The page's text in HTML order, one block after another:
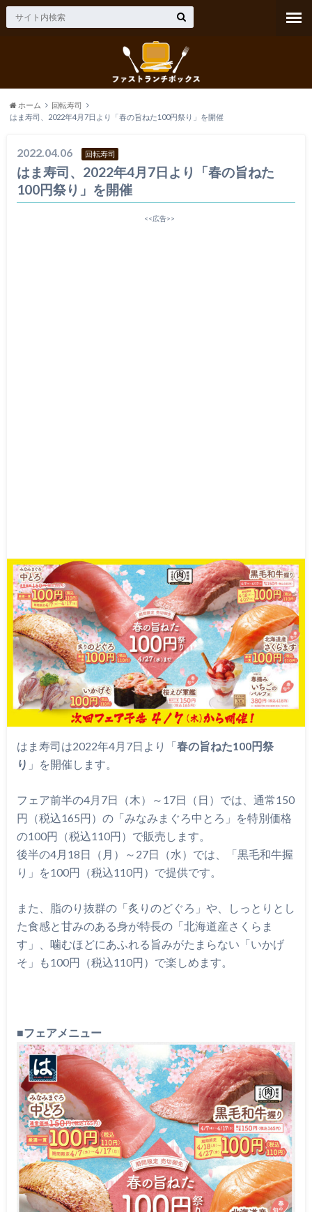
ホーム
回転寿司
はま寿司、2022年4月7日より「春の旨ねた100円祭り」を開催
2022.04.06 回転寿司
はま寿司、2022年4月7日より「春の旨ねた
100円祭り」を開催
<<広告>>
はま寿司は2022年4月7日より「春の旨ねた100円祭
り 」を開催します。
フェア前半の4月7日（木）～17日（日）では、通常150
円（税込165円）の「みなみまぐろ中とろ」を特別価格
の100円（税込110円）で販売します。
後半の4月18日（月）～27日（水）では、「黒毛和牛握
り」を100円（税込110円）で提供です。
また、脂のり抜群の「炙りのどぐろ」や、しっとりとし
た食感と甘みのある身が特長の「北海道産さくらま
す」、噛むほどにあふれる旨みがたまらない「いかげ
そ」も100円（税込110円）で楽しめます。
■フェアメニュー